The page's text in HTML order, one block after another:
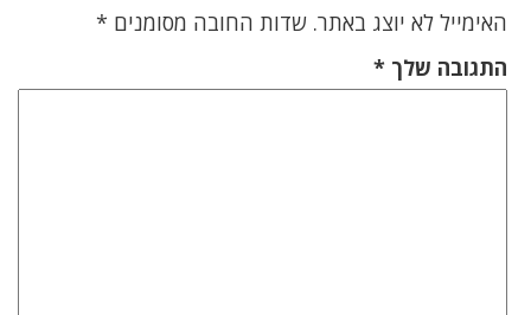
האימייל לא יוצג באתר. שדות החובה מסומנים *
התגובה שלך *